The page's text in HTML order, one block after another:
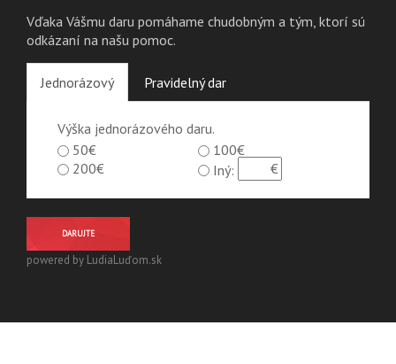
Vďaka Vášmu daru pomáhame chudobným a tým, ktorí sú
odkázaní na našu pomoc.
Jednorázový Pravidelný dar
Výška jednorázového daru.
50€
100€
200€
Iný:
DARUJTE
powered by LudiaLuďom.sk